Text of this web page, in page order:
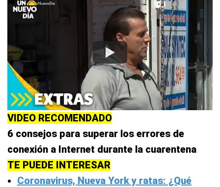
VIDEO RECOMENDADO
6 consejos para superar los errores de
conexión a Internet durante la cuarentena
TE PUEDE INTERESAR
Coronavirus, Nueva York y ratas: ¿Qué